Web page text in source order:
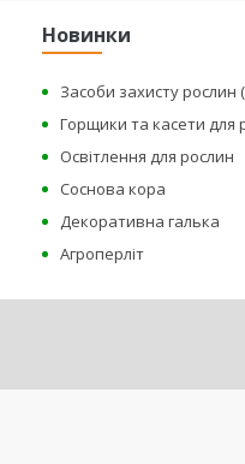
Новинки
Засоби захисту рослин
Горщики та касети для
Освітлення для рослин
Соснова кора
Декоративна галька
Агроперліт